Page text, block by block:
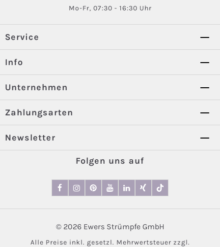
Mo-Fr, 07:30 - 16:30 Uhr
Service
Info
Unternehmen
Zahlungsarten
Newsletter
Folgen uns auf
© 2026 Ewers Strümpfe GmbH
Alle Preise inkl. gesetzl. Mehrwertsteuer zzgl.